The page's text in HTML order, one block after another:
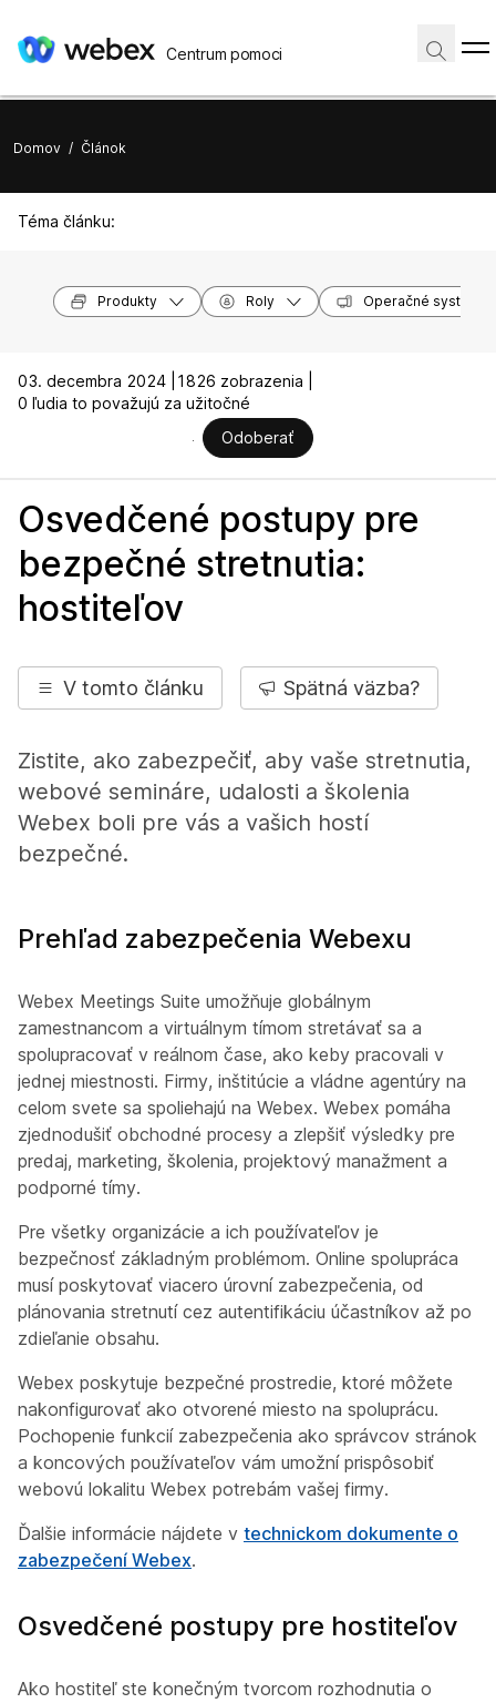
Centrum pomoci
Domov / Článok
Téma článku:
Produkty Roly Operačné systémy
03. decembra 2024 |
1826 zobrazenia |
0 ľudia to považujú za užitočné
Odoberať
Osvedčené postupy pre
bezpečné stretnutia:
hostiteľov
V tomto článku Spätná väzba?
Zistite, ako zabezpečiť, aby vaše stretnutia,
webové semináre, udalosti a školenia
Webex boli pre vás a vašich hostí
bezpečné.
Prehľad zabezpečenia Webexu
Webex Meetings Suite umožňuje globálnym
zamestnancom a virtuálnym tímom stretávať sa a
spolupracovať v reálnom čase, ako keby pracovali v
jednej miestnosti. Firmy, inštitúcie a vládne agentúry na
celom svete sa spoliehajú na Webex. Webex pomáha
zjednodušiť obchodné procesy a zlepšiť výsledky pre
predaj, marketing, školenia, projektový manažment a
podporné tímy.
Pre všetky organizácie a ich používateľov je
bezpečnosť základným problémom. Online spolupráca
musí poskytovať viacero úrovní zabezpečenia, od
plánovania stretnutí cez autentifikáciu účastníkov až po
zdieľanie obsahu.
Webex poskytuje bezpečné prostredie, ktoré môžete
nakonfigurovať ako otvorené miesto na spoluprácu.
Pochopenie funkcií zabezpečenia ako správcov stránok
a koncových používateľov vám umožní prispôsobiť
webovú lokalitu Webex potrebám vašej firmy.
Ďalšie informácie nájdete v technickom dokumente o
zabezpečení Webex.
Osvedčené postupy pre hostiteľov
Ako hostiteľ ste konečným tvorcom rozhodnutia o